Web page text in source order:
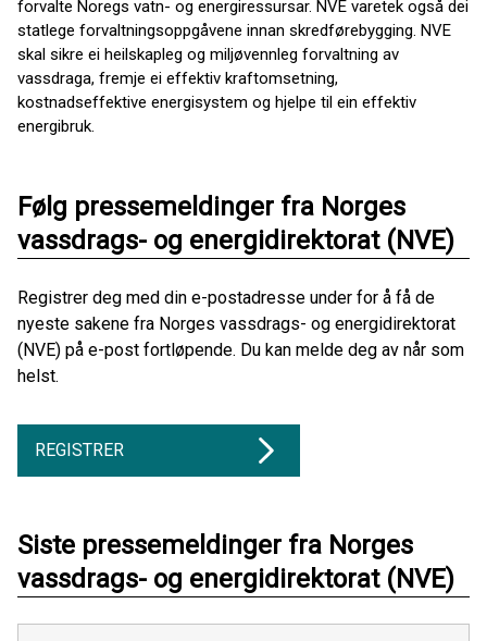
forvalte Noregs vatn- og energiressursar. NVE varetek også dei
statlege forvaltningsoppgåvene innan skredførebygging. NVE
skal sikre ei heilskapleg og miljøvennleg forvaltning av
vassdraga, fremje ei effektiv kraftomsetning,
kostnadseffektive energisystem og hjelpe til ein effektiv
energibruk.
Følg pressemeldinger fra Norges
vassdrags- og energidirektorat (NVE)
Registrer deg med din e-postadresse under for å få de
nyeste sakene fra Norges vassdrags- og energidirektorat
(NVE) på e-post fortløpende. Du kan melde deg av når som
helst.
REGISTRER
Siste pressemeldinger fra Norges
vassdrags- og energidirektorat (NVE)